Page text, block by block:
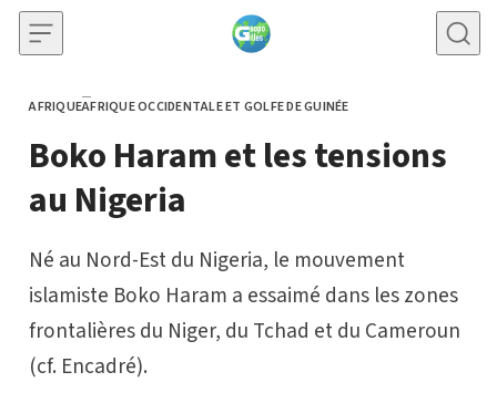
Skip to content
CATEGORY
AFRIQUEAFRIQUE OCCIDENTALE ET GOLFE DE GUINÉE
Boko Haram et les tensions
au Nigeria
Né au Nord-Est du Nigeria, le mouvement
islamiste Boko Haram a essaimé dans les zones
frontalières du Niger, du Tchad et du Cameroun
(cf. Encadré).